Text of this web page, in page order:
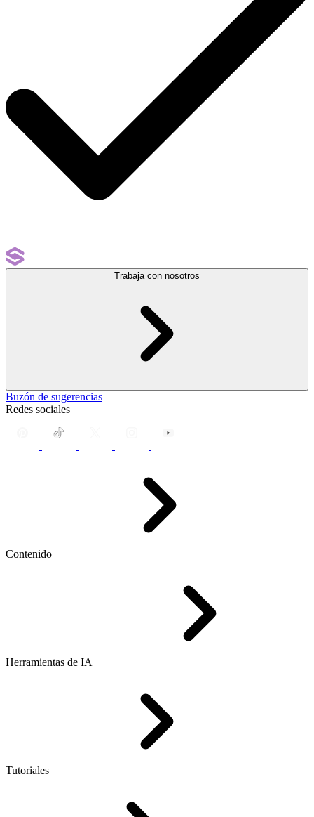
Trabaja con nosotros
Buzón de sugerencias
Redes sociales
Contenido
Herramientas de IA
Tutoriales